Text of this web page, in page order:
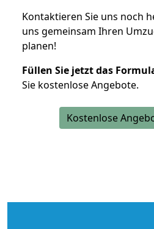
Kontaktieren Sie uns noch
uns gemeinsam Ihren
planen!
Füllen Sie jetzt das
Sie kostenlose Angebote.
Kostenlose